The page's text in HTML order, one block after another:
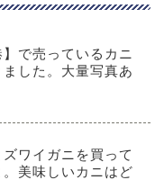
で売っているカニ
した。大量写真あ
ワイガニを買って
美味しいカニはど